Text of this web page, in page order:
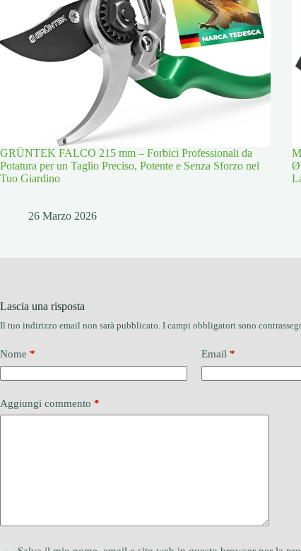
GRÜNTEK FALCO 215 mm – Forbici Professionali da
Potatura per un Taglio Preciso, Potente e Senza Sforzo nel
Tuo Giardino
26 Marzo 2026
Lascia una risposta
Il tuo indirizzo email non sarà pubblicato. I campi obbligatori sono
Nome * Email *
Aggiungi commento *